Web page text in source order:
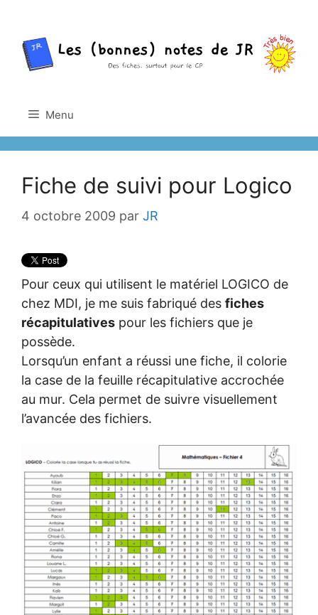
contenu
Menu
Fiche de suivi pour Logico
4 octobre 2009 par JR
Pour ceux qui utilisent le matériel LOGICO de
chez MDI, je me suis fabriqué des fiches
récapitulatives pour les fichiers que je
possède.
Lorsqu’un enfant a réussi une fiche, il colorie
la case de la feuille récapitulative accrochée
au mur. Cela permet de suivre visuellement
l’avancée des fichiers.